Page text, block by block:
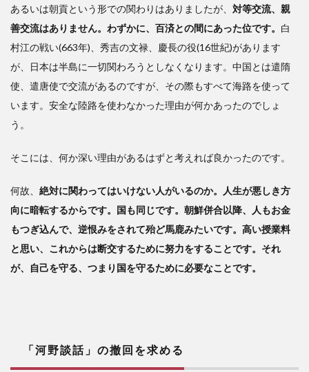
あるいは朝貢という形での関わりはありましたが、 対等交流、親
善交流はありません。わずかに、百済との間にあった位です。 白
村江の戦い(663年)、秀吉の文禄、慶長の役(16世紀)があります
が、日本は半島に一切関わろうとしなくなります。中国とは遣隋
使、遣唐使で交流があるのですが、その際もすべて海路を使って
います。安全な陸路を使わなかった理由が何かあったのでしょ
う。
そこには、何か深い理由があるはずと考えれば良かったのです。
何故、 絶対に関わってはいけない人がいるのか。人生が悪しき方
向に暗転するからです。国も同じです。朝鮮併合以降、人もお金
もつぎ込んで、逆恨みをされて殆ど馬鹿みたいです。高い授業料
と思い、これからは断交するために努力をすることです。それ
が、自己を守る、つまり国を守るために必要なことです。
「河野談話」の撤回を求める